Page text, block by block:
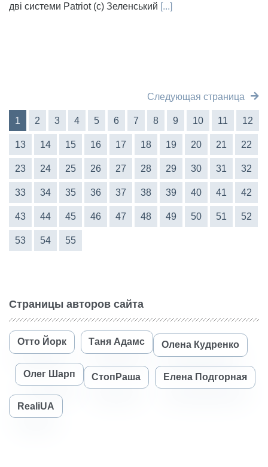
дві системи Patriot (с) Зеленський [...]
Следующая страница
1 2 3 4 5 6 7 8 9 10 11 12
13 14 15 16 17 18 19 20 21 22
23 24 25 26 27 28 29 30 31 32
33 34 35 36 37 38 39 40 41 42
43 44 45 46 47 48 49 50 51 52
53 54 55
Страницы авторов сайта
Отто Йорк Таня Адамс Олена Кудренко
Олег Шарп СтопРаша Елена Подгорная
RealiUA